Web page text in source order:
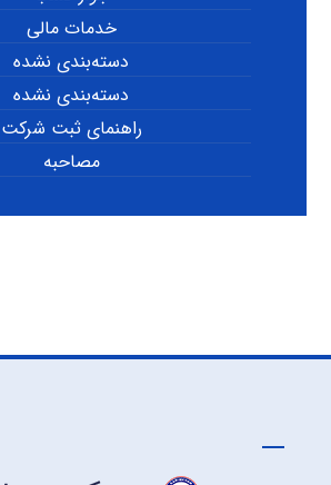
خدمات مالی
دسته‌بندی نشده
دسته‌بندی نشده
راهنمای ثبت شرکت
مصاحبه